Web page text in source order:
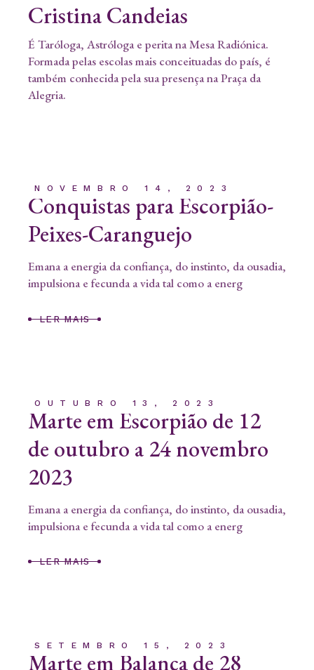
Cristina Candeias
É Taróloga, Astróloga e perita na Mesa Radiónica.
Formada pelas escolas mais conceituadas do país, é
também conhecida pela sua presença na Praça da
Alegria.
NOVEMBRO 14, 2023
Conquistas para Escorpião-
Peixes-Caranguejo
Emana a energia da confiança, do instinto, da ousadia,
impulsiona e fecunda a vida tal como a energ
LER MAIS
OUTUBRO 13, 2023
Marte em Escorpião de 12
de outubro a 24 novembro
2023
Emana a energia da confiança, do instinto, da ousadia,
impulsiona e fecunda a vida tal como a energ
LER MAIS
SETEMBRO 15, 2023
Marte em Balança de 28